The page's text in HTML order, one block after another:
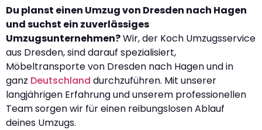
Du planst einen Umzug von Dresden nach Hagen
und suchst ein zuverlässiges
Umzugsunternehmen?Wir, der Koch Umzugsservice
aus Dresden, sind darauf spezialisiert,
Möbeltransporte von Dresden nach Hagen und in
ganz Deutschland durchzuführen. Mit unserer
langjährigen Erfahrung und unserem professionellen
Team sorgen wir für einen reibungslosen Ablauf
deines Umzugs.